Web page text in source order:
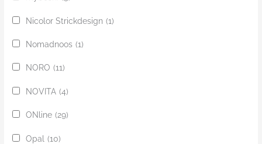
Nicolor Strickdesign (1)
Nomadnoos (1)
NORO (11)
NOVITA (4)
ONline (29)
Opal (10)